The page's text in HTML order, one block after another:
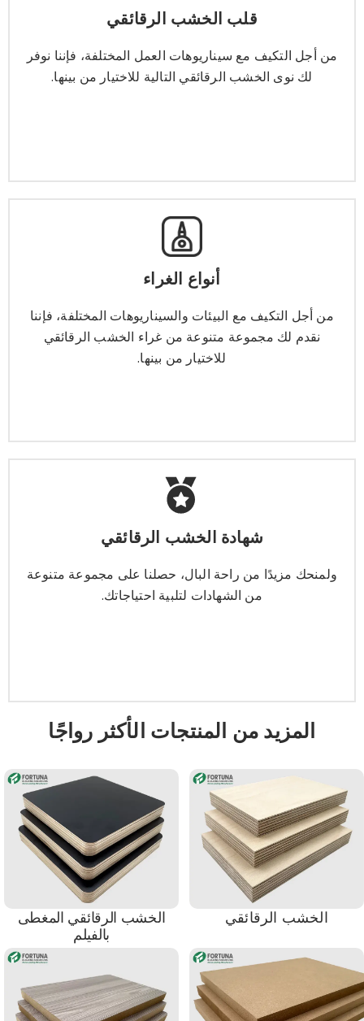
قلب الخشب الرقائقي
من أجل التكيف مع سيناريوهات العمل المختلفة، فإننا نوفر
لك نوى الخشب الرقائقي التالية للاختيار من بينها.
من أجل التكيف مع سيناريوهات العمل المختلفة، فإننا نوفر
لك نوى الخشب الرقائقي التالية للاختيار من بينها.
أنواع الغراء
من أجل التكيف مع البيئات والسيناريوهات المختلفة، فإننا
نقدم لك مجموعة متنوعة من غراء الخشب الرقائقي
للاختيار من بينها.
أنواع الغراء
من أجل التكيف مع البيئات والسيناريوهات المختلفة، فإننا
للاختيار من بينها.
شهادة الخشب الرقائقي
ولمنحك مزيدًا من راحة البال، حصلنا على مجموعة متنوعة
من الشهادات لتلبية احتياجاتك.
ولمنحك مزيدًا من راحة البال، حصلنا على مجموعة متنوعة
من الشهادات لتلبية احتياجاتك.
المزيد من المنتجات الأكثر رواجًا
الخشب الرقائقي
الخشب الرقائقي المغطى
بالفيلم